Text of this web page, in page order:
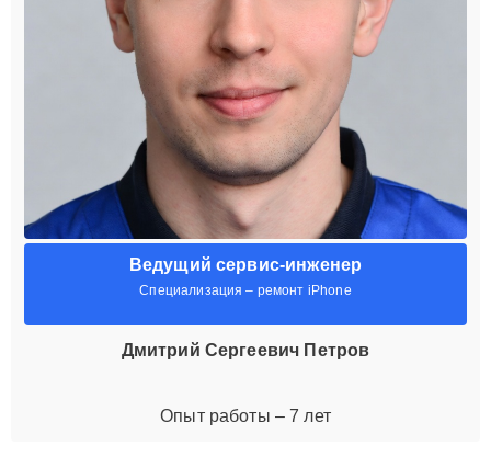
Ведущий сервис-инженер
Специализация – ремонт iPhone
Дмитрий Сергеевич Петров
Опыт работы – 7 лет